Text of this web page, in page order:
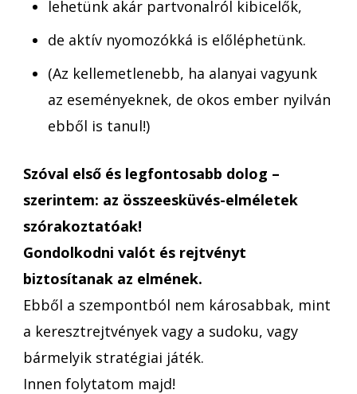
lehetünk akár partvonalról kibicelők,
de aktív nyomozókká is előléphetünk.
(Az kellemetlenebb, ha alanyai vagyunk
az eseményeknek, de okos ember nyilván
ebből is tanul!)
Szóval első és legfontosabb dolog –
szerintem: az összeesküvés-elméletek
szórakoztatóak!
Gondolkodni valót és rejtvényt
biztosítanak az elmének.
Ebből a szempontból nem károsabbak, mint
a keresztrejtvények vagy a sudoku, vagy
bármelyik stratégiai játék.
Innen folytatom majd!